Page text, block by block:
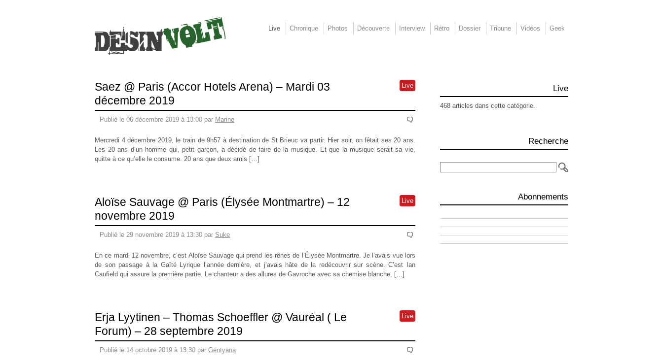
Live Chronique Photos Découverte Interview Rétro Dossier Tribune Vidéos Geek
Saez @ Paris (Accor Hotels Arena) – Mardi 03
décembre 2019
Live
Publié le 06 décembre 2019 à 13:00 par Marine
Mercredi 4 décembre 2019, le train de 9h57 à destination de St Brieuc va partir. Hier soir, on fêtait ses 20 ans.
Les 20 ans d’un homme qui, petit garçon, a décidé de faire de la musique. Et que la musique serait sa vie,
quitte à ce qu’elle le consume. 20 ans que deux amis […]
Aloïse Sauvage @ Paris (Élysée Montmartre) – 12
novembre 2019
Live
Publié le 29 novembre 2019 à 13:30 par Suke
En ce mardi 12 novembre, c’est Aloïse Sauvage qui prend les rênes de l’Élysée Montmartre. Je l’avais vue lors
de son passage à la Gaîté Lyrique l’année dernière, et j’avais hâte de la redécouvrir sur scène. C’est Ian
Caufield qui assure la première partie. Le chanteur a des allures de Gavroche avec sa chemise blanche, […]
Erja Lyytinen – Thomas Schoeffler @ Vauréal ( Le
Forum) – 28 septembre 2019
Live
Publié le 14 octobre 2019 à 13:30 par Gentyana
Live
468 articles dans cette catégorie.
Recherche
Abonnements